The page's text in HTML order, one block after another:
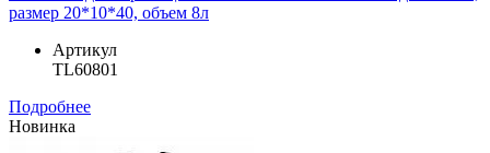
размер 20*10*40, объем 8л
Артикул
TL60801
Подробнее
Новинка